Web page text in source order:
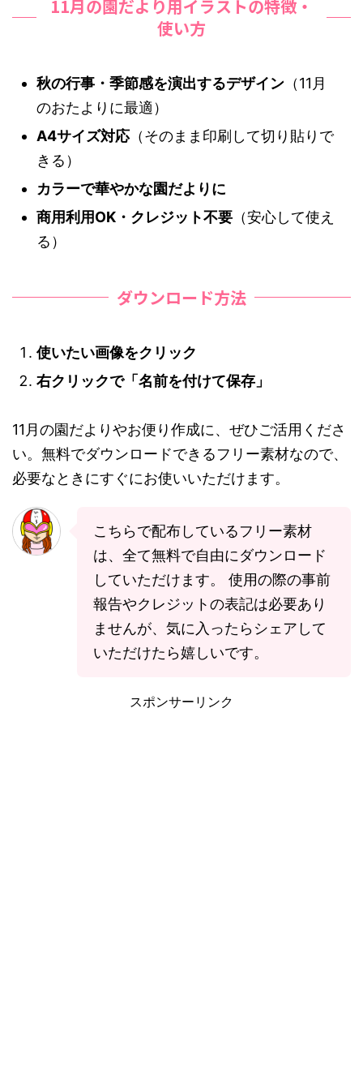
11月の園だより用イラストの特徴・
使い方
秋の行事・季節感を演出するデザイン （11月
のおたよりに最適）
A4サイズ対応（そのまま印刷して切り貼りで
きる）
カラーで華やかな園だよりに
商用利用OK・クレジット不要 （安心して使え
る）
ダウンロード方法
使いたい画像をクリック
右クリックで「名前を付けて保存」
11月の園だよりやお便り作成に、ぜひご活用くださ
い。無料でダウンロードできるフリー素材なので、
必要なときにすぐにお使いいただけます。
こちらで配布しているフリー素材
は、全て無料で自由にダウンロード
していただけます。 使用の際の事前
報告やクレジットの表記は必要あり
ませんが、気に入ったらシェアして
いただけたら嬉しいです。
スポンサーリンク